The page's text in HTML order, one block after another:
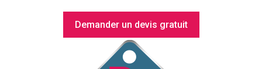
Demander un devis gratuit